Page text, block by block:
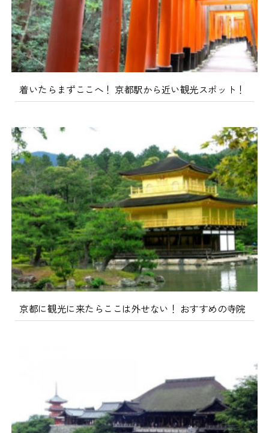
着いたらまずここへ！ 京都駅から近い観光スポット！
京都に観光に来たらここは外せない！ おすすめの寺院